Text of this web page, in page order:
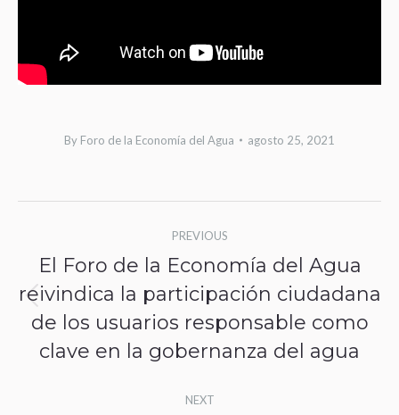
By Foro de la Economía del Agua agosto 25, 2021
navigation
PREVIOUS
Previous
post:
El Foro de la Economía del Agua
reivindica la participación ciudadana
de los usuarios responsable como
clave en la gobernanza del agua
NEXT